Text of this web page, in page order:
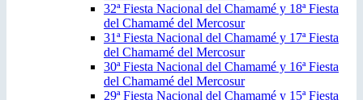
32ª Fiesta Nacional del Chamamé y 18ª Fiesta
del Chamamé del Mercosur
31ª Fiesta Nacional del Chamamé y 17ª Fiesta
del Chamamé del Mercosur
30ª Fiesta Nacional del Chamamé y 16ª Fiesta
del Chamamé del Mercosur
29ª Fiesta Nacional del Chamamé y 15ª Fiesta